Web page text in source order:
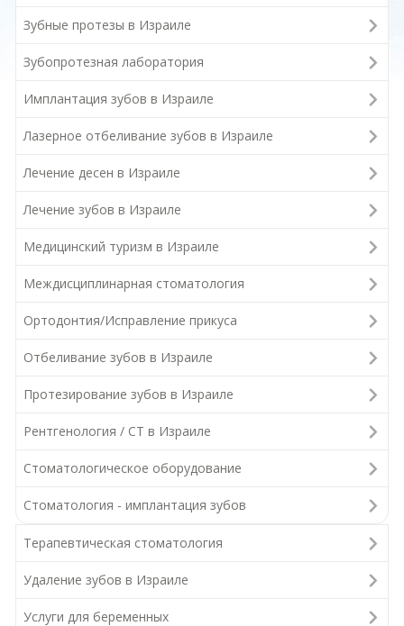
Зубные протезы в Израиле
Зубопротезная лаборатория
Имплантация зубов в Израиле
Лазерное отбеливание зубов в Израиле
Лечение десен в Израиле
Лечение зубов в Израиле
Медицинский туризм в Израиле
Междисциплинарная стоматология
Ортодонтия/Исправление прикуса
Отбеливание зубов в Израиле
Протезирование зубов в Израиле
Рентгенология / СТ в Израиле
Стоматологическое оборудование
Стоматология - имплантация зубов
Терапевтическая стоматология
Удаление зубов в Израиле
Услуги для беременных